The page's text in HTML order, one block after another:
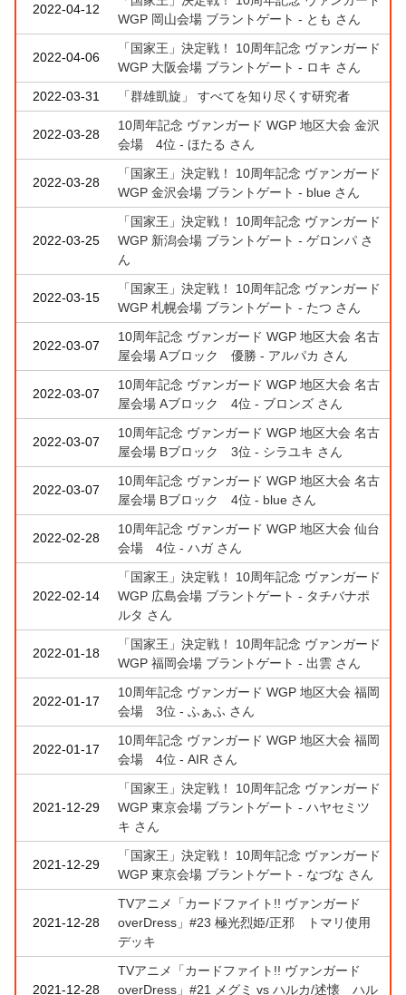
2022-04-12
WGP 岡山会場 ブラントゲート - とも さん
2022-04-06
「国家王」決定戦！ 10周年記念 ヴァンガード
WGP 大阪会場 ブラントゲート - ロキ さん
2022-03-31
「群雄凱旋」 すべてを知り尽くす研究者
2022-03-28
10周年記念 ヴァンガード WGP 地区大会 金沢
会場 4位 - ほたる さん
2022-03-28
「国家王」決定戦！ 10周年記念 ヴァンガード
WGP 金沢会場 ブラントゲート - blue さん
2022-03-25
「国家王」決定戦！ 10周年記念 ヴァンガード
WGP 新潟会場 ブラントゲート - ゲロンパ さ
ん
2022-03-15
「国家王」決定戦！ 10周年記念 ヴァンガード
WGP 札幌会場 ブラントゲート - たつ さん
2022-03-07
10周年記念 ヴァンガード WGP 地区大会 名古
屋会場 Aブロック 優勝 - アルパカ さん
2022-03-07
10周年記念 ヴァンガード WGP 地区大会 名古
屋会場 Aブロック 4位 - ブロンズ さん
2022-03-07
10周年記念 ヴァンガード WGP 地区大会 名古
屋会場 Bブロック 3位 - シラユキ さん
2022-03-07
10周年記念 ヴァンガード WGP 地区大会 名古
屋会場 Bブロック 4位 - blue さん
2022-02-28
10周年記念 ヴァンガード WGP 地区大会 仙台
会場 4位 - ハガ さん
2022-02-14
「国家王」決定戦！ 10周年記念 ヴァンガード
WGP 広島会場 ブラントゲート - タチバナポ
ルタ さん
2022-01-18
「国家王」決定戦！ 10周年記念 ヴァンガード
WGP 福岡会場 ブラントゲート - 出雲 さん
2022-01-17
10周年記念 ヴァンガード WGP 地区大会 福岡
会場 3位 - ふぁふ さん
2022-01-17
10周年記念 ヴァンガード WGP 地区大会 福岡
会場 4位 - AIR さん
2021-12-29
「国家王」決定戦！ 10周年記念 ヴァンガード
WGP 東京会場 ブラントゲート - ハヤセミツ
キ さん
2021-12-29
「国家王」決定戦！ 10周年記念 ヴァンガード
WGP 東京会場 ブラントゲート - なづな さん
2021-12-28
TVアニメ「カードファイト!! ヴァンガード
overDress」#23 極光烈姫/正邪 トマリ使用
デッキ
2021-12-28
TVアニメ「カードファイト!! ヴァンガード
overDress」#21 メグミ vs ハルカ/述懐 ハル